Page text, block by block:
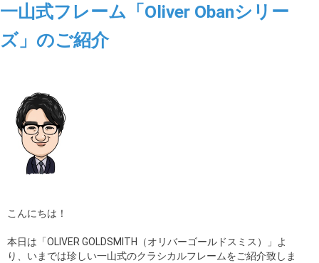
一山式フレーム「Oliver Obanシリー
ズ」のご紹介
こんにちは！
本日は「OLIVER GOLDSMITH（オリバーゴールドスミス）」よ
り、いまでは珍しい一山式のクラシカルフレームをご紹介致しま